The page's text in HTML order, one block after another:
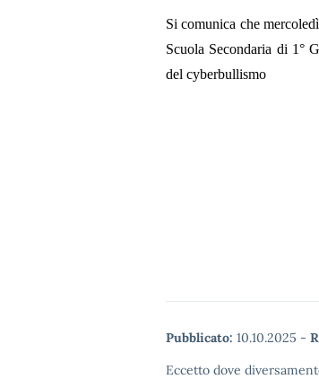
Si comunica che mercoledì
Scuola Secondaria di 1°
del cyberbullismo
Pubblicato: 10.10.2025 -
Eccetto dove